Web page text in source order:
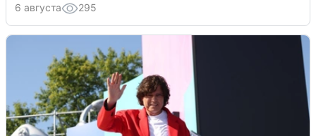
6 августа 295